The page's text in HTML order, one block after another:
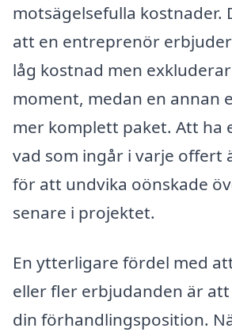
motsägelsefulla kostnader.
att en entreprenör
låg kostnad men
moment, medan en annan
mer komplett paket. Att ha
vad som ingår i varje offert
för att undvika oönskade
senare i projektet.
En ytterligare fördel med
eller fler erbjudanden är
din förhandlingsposition.